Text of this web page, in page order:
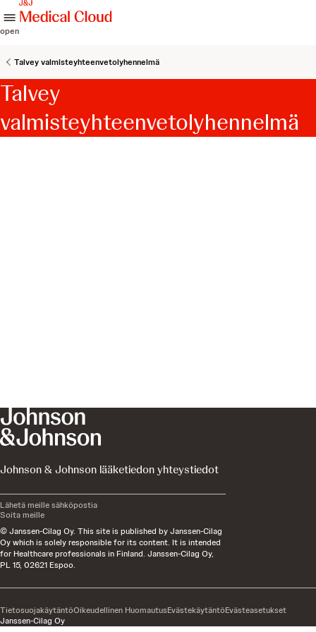
open
Talvey valmisteyhteenvetolyhennelmä
Talvey
valmisteyhteenvetolyhennelmä
Johnson & Johnson lääketiedon yhteystiedot
Lähetä meille sähköpostia
Soita meille
© Janssen-Cilag Oy. This site is published by Janssen-Cilag
Oy which is solely responsible for its content. It is intended
for Healthcare professionals in Finland. Janssen-Cilag Oy,
PL 15, 02621 Espoo.
Janssen-Cilag Oy
TietosuojakäytäntöOikeudellinen HuomautusEvästekäytäntöEvästeasetukset